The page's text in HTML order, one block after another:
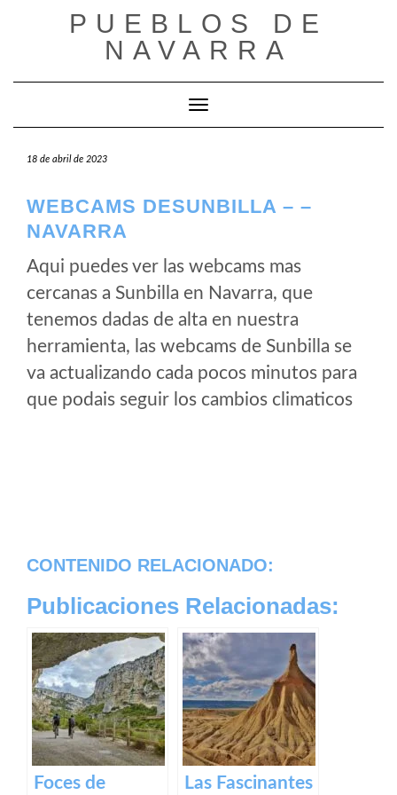
PUEBLOS DE
NAVARRA
Cambiar modo de navegación
18 de abril de 2023
WEBCAMS DESUNBILLA – –
NAVARRA
Aqui puedes ver las webcams mas
cercanas a Sunbilla en Navarra, que
tenemos dadas de alta en nuestra
herramienta, las webcams de Sunbilla se
va actualizando cada pocos minutos para
que podais seguir los cambios climaticos
CONTENIDO RELACIONADO:
Publicaciones Relacionadas:
Foces de
Las Fascinantes